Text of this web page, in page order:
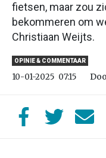
fietsen, maar zou
bekommeren om
Christiaan Weijts.
OPINIE & COMMENTAAR
10-01-2025 07:15